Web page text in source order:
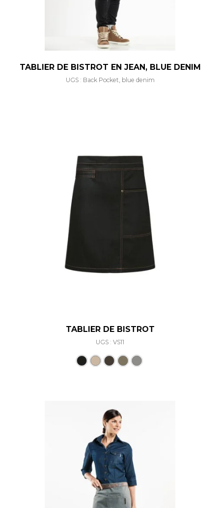
TABLIER DE BISTROT EN JEAN, BLUE DENIM
UGS : Back Pocket, blue denim
TABLIER DE BISTROT
UGS : VS11